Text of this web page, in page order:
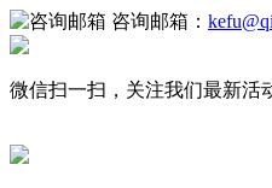
咨询邮箱：
微信扫一扫，关注我们最新活